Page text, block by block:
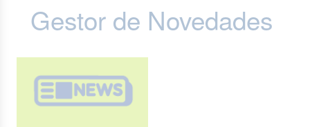
Gestor de Novedades